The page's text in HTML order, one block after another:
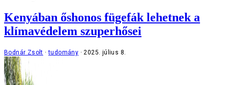
Kenyában őshonos fügefák lehetnek a
klímavédelem szuperhősei
Bodnár Zsolt tudomány 2025. július 8.